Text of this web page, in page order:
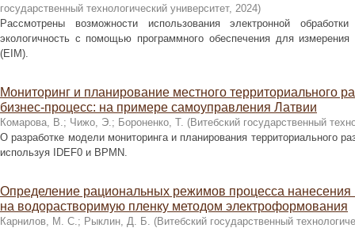
государственный технологический университет, 2024)
Рассмотрены возможности использования электронной
экологичность с помощью программного обеспечения для
(EIM).
Мониторинг и планирование местного территориального
бизнес-процесс: на примере самоуправления Латвии
Комарова, В.; Чижо, Э.; Бороненко, Т. (Витебский государственный
О разработке модели мониторинга и планирования территориального
используя IDEF0 и BPMN.
Определение рациональных режимов процесса нанесения
на водорастворимую пленку методом электроформования
Карнилов, М. С.; Рыклин, Д. Б. (Витебский государственный